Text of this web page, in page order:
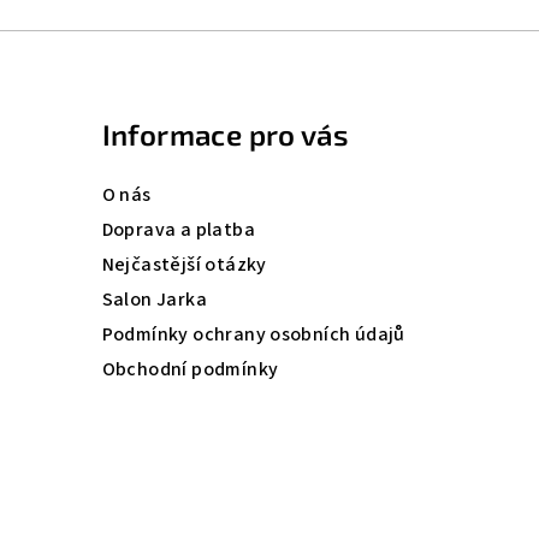
Informace pro vás
O nás
Doprava a platba
Nejčastější otázky
Salon Jarka
Podmínky ochrany osobních údajů
Obchodní podmínky